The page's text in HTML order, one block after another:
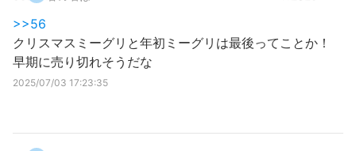
>>56
クリスマスミーグリと年初ミーグリは最後ってことか！
早期に売り切れそうだな
2025/07/03 17:23:35